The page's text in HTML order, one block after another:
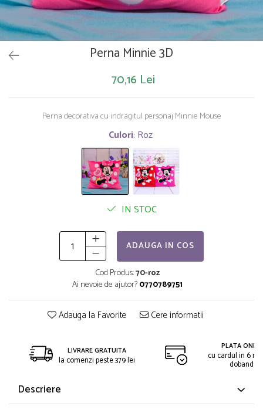
Papusi si accesorii
Trotinete
Trenulete si masinute
Unelte si bancuri de lucru
Perna Minnie 3D
70,16 Lei
Perna decorativa cu indragitul personaj Minnie Mouse
Culori: Roz
IN STOC
ADAUGA IN COS
Cod Produs:70-roz
Ai nevoie de ajutor?0770789751
Adauga la Favorite Cere informatii
LIVRARE GRATUITA
la comenzi peste 379 lei
PLATA
cu cardul in 6
dobanda
Descriere